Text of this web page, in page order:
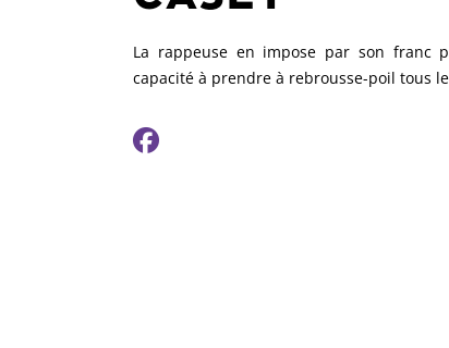
La rappeuse en impose par son franc
capacité à prendre à rebrousse-poil tous